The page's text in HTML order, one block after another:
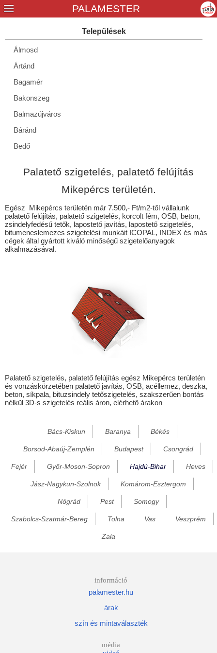
Álmosd
Ártánd
Bagamér
Bakonszeg
Balmazújváros
Báránd
Bedő
Berettyóújfalu
Bihardancsháza
Biharkeresztes
Biharnagybajom
Bihartorda
Esztár
Földeák
Fülöpháza
Gáborján
Görcsönydoboka
Hajdúböszörmény
Palatető szigetelés, palatető felújítás
Mikepércs területén.
Egész Mikepércs területén már 7.500,- Ft/m2-től vállalunk
palatető felújítás, palatető szigetelés, korcolt fém, OSB, beton,
zsindelyfedésű tetők, lapostető javítás, lapostető szigetelés,
bitumeneslemezes szigetelési munkáit ICOPAL, INDEX és más
cégek által gyártott kiváló minőségű szigetelőanyagok
alkalmazásával.
Palatető szigetelés, palatető felújítás egész Mikepércs területén
és vonzáskörzetében palatető javítás, OSB, acéllemez, deszka,
beton, síkpala, bituzsindely tetőszigetelés, szakszerűen bontás
nélkül 3D-s szigetelés reális áron, elérhető árakon
Bács-Kiskun Baranya Békés
Borsod-Abaúj-Zemplén Budapest Csongrád
Fejér Győr-Moson-Sopron Hajdú-Bihar Heves
Jász-Nagykun-Szolnok Komárom-Esztergom
Nógrád Pest Somogy
Szabolcs-Szatmár-Bereg Tolna Vas Veszprém
Zala
információ
palamester.hu
árak
szín és mintaválaszték
média